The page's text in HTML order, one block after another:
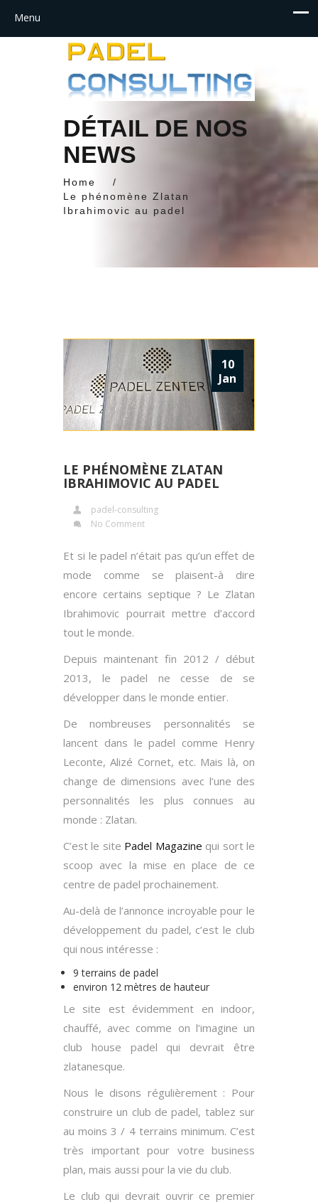
DÉTAIL DE NOS
NEWS
Home
/
Le phénomène Zlatan
Ibrahimovic au padel
10
Jan
LE PHÉNOMÈNE ZLATAN
IBRAHIMOVIC AU PADEL
padel-consulting
No Comment
Et si le padel n’était pas qu’un effet de
mode comme se plaisent-à dire
encore certains septique ? Le Zlatan
Ibrahimovic pourrait mettre d’accord
tout le monde.
Depuis maintenant fin 2012 / début
2013, le padel ne cesse de se
développer dans le monde entier.
De nombreuses personnalités se
lancent dans le padel comme Henry
Leconte, Alizé Cornet, etc. Mais là, on
change de dimensions avec l’une des
personnalités les plus connues au
monde : Zlatan.
C’est le site Padel Magazine qui sort le
scoop avec la mise en place de ce
centre de padel prochainement.
Au-delà de l’annonce incroyable pour le
développement du padel, c’est le club
qui nous intéresse :
9 terrains de padel
environ 12 mètres de hauteur
Le site est évidemment en indoor,
chauffé, avec comme on l’imagine un
club house padel qui devrait être
zlatanesque.
Nous le disons régulièrement : Pour
construire un club de padel, tablez sur
au moins 3 / 4 terrains minimum. C’est
très important pour votre business
plan, mais aussi pour la vie du club.
Le club qui devrait ouvrir ce premier